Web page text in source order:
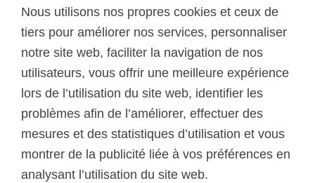
Nous utilisons nos propres cookies et ceux de
tiers pour améliorer nos services, personnaliser
notre site web, faciliter la navigation de nos
utilisateurs, vous offrir une meilleure expérience
lors de l’utilisation du site web, identifier les
problèmes afin de l’améliorer, effectuer des
mesures et des statistiques d’utilisation et vous
montrer de la publicité liée à vos préférences en
analysant l’utilisation du site web.